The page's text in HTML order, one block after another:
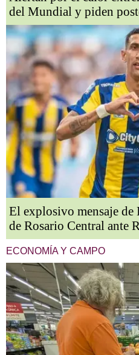
del Mundial y piden
El explosivo mensaje
de Rosario Central ante
ECONOMÍA Y CAMPO